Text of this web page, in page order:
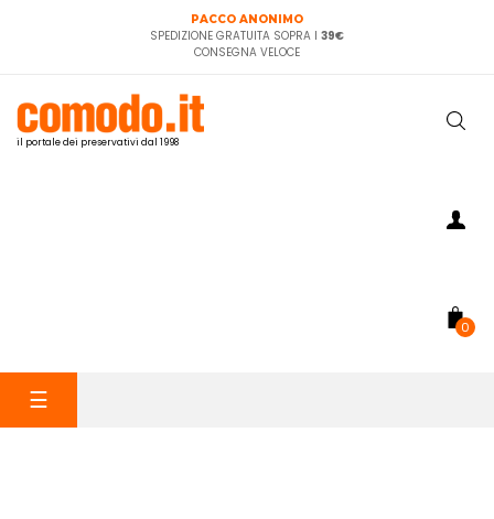
PACCO ANONIMO
SPEDIZIONE GRATUITA SOPRA I 39€
CONSEGNA VELOCE
il portale dei preservativi dal 1998
0
navigazione
☰